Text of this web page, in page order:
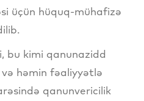
üçün hüquq-mühafizə
bu kimi qanunazidd
həmin fəaliyyətlə
qanunvericilik